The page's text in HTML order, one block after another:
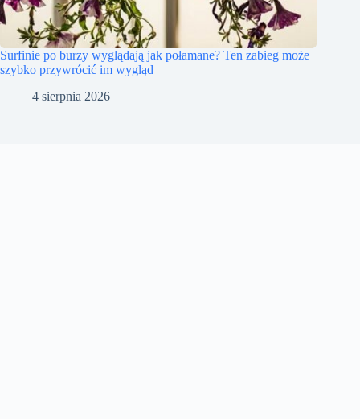
Surfinie po burzy wyglądają jak połamane? Ten zabieg może
szybko przywrócić im wygląd
4 sierpnia 2026